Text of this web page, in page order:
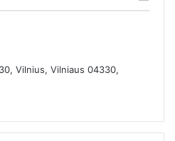
Vilnius, Vilniaus 04330,